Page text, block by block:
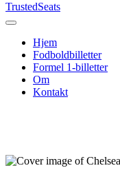
TrustedSeats
Hjem
Fodboldbilletter
Formel 1-billetter
Om
Kontakt